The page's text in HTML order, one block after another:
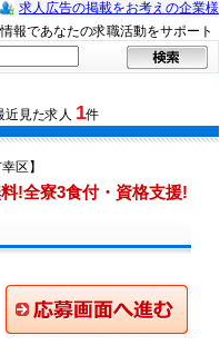
求人広告の掲載をお考えの企業様
報であなたの求職活動をサポート
近見た求人 1件
区】
!全寮3食付・資格支援!
応募画面へ進む